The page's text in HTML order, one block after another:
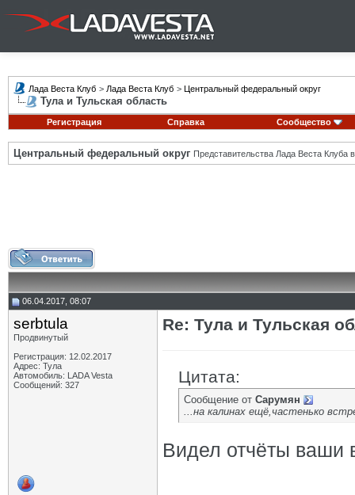
Лада Веста Клуб > Лада Веста Клуб > Центральный федеральный округ
Тула и Тульская область
Регистрация Справка Сообщество
Центральный федеральный округ Представительства Лада Веста Клуба
06.04.2017, 08:07
serbtula
Продвинутый
Регистрация: 12.02.2017
Адрес: Тула
Автомобиль: LADA Vesta
Сообщений: 327
Re: Тула и Тульская
Цитата:
Сообщение от Сарумян
...на калинах ещё,частенько
Видел отчёты ваши